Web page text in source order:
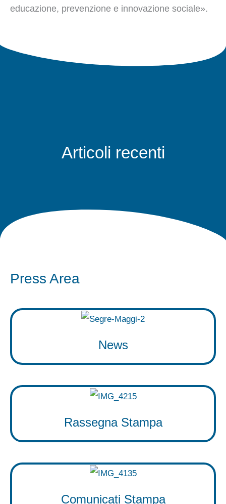
educazione, prevenzione e innovazione sociale».
Articoli recenti
Press Area
News
Rassegna Stampa
Comunicati Stampa